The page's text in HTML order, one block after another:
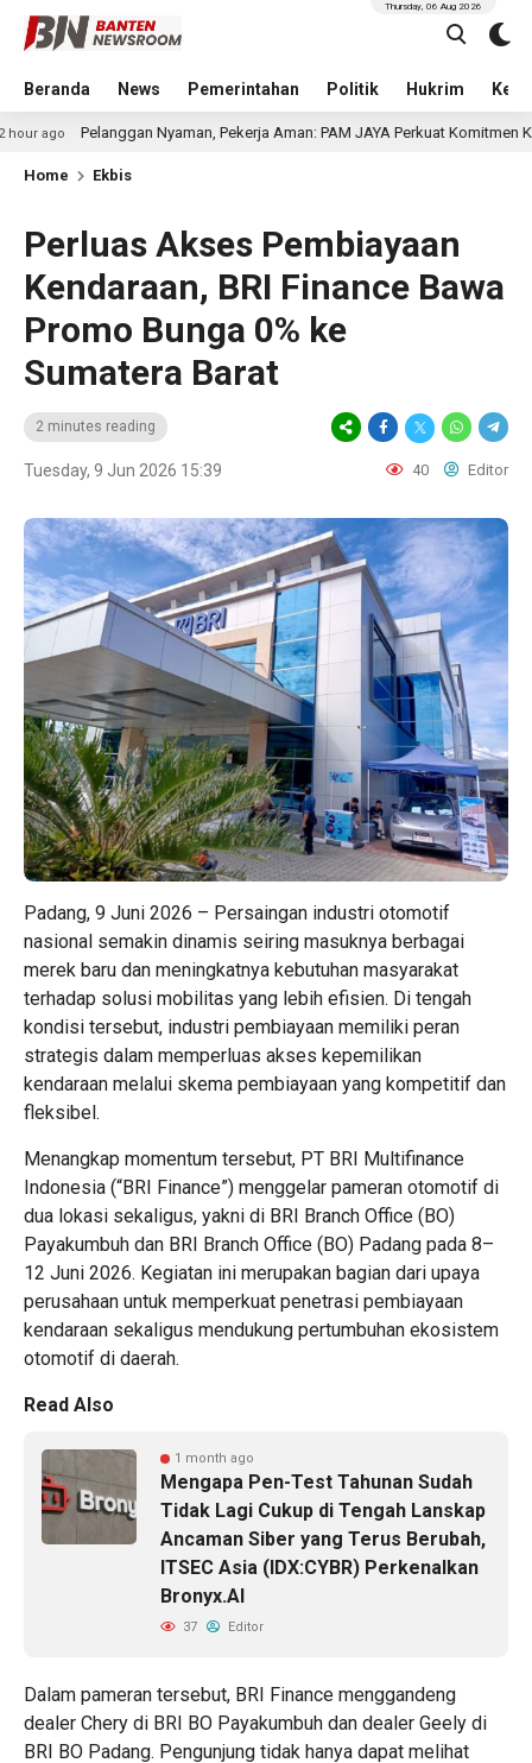
Beranda News Pemerintahan Politik Hukrim
Thursday, 06 Aug 2026
Nyaman, Pekerja Aman: PAM JAYA Perkuat Komitmen K3 Bersama
Home Ekbis
Perluas Akses Pembiayaan
Kendaraan, BRI Finance Bawa
Promo Bunga 0% ke
Sumatera Barat
2 minutes reading
Tuesday, 9 Jun 2026 15:39 40 Editor
Padang, 9 Juni 2026 – Persaingan industri otomotif
nasional semakin dinamis seiring masuknya berbagai
merek baru dan meningkatnya kebutuhan masyarakat
terhadap solusi mobilitas yang lebih efisien. Di tengah
kondisi tersebut, industri pembiayaan memiliki peran
strategis dalam memperluas akses kepemilikan
kendaraan melalui skema pembiayaan yang kompetitif dan
fleksibel.
Menangkap momentum tersebut, PT BRI Multifinance
Indonesia (“BRI Finance”) menggelar pameran otomotif di
dua lokasi sekaligus, yakni di BRI Branch Office (BO)
Payakumbuh dan BRI Branch Office (BO) Padang pada 8–
12 Juni 2026. Kegiatan ini merupakan bagian dari upaya
perusahaan untuk memperkuat penetrasi pembiayaan
kendaraan sekaligus mendukung pertumbuhan ekosistem
otomotif di daerah.
Read Also
1 month ago
Mengapa Pen-Test Tahunan Sudah
Tidak Lagi Cukup di Tengah Lanskap
Ancaman Siber yang Terus Berubah,
ITSEC Asia (IDX:CYBR) Perkenalkan
Bronyx.AI
37 Editor
Dalam pameran tersebut, BRI Finance menggandeng
dealer Chery di BRI BO Payakumbuh dan dealer Geely di
BRI BO Padang. Pengunjung tidak hanya dapat melihat